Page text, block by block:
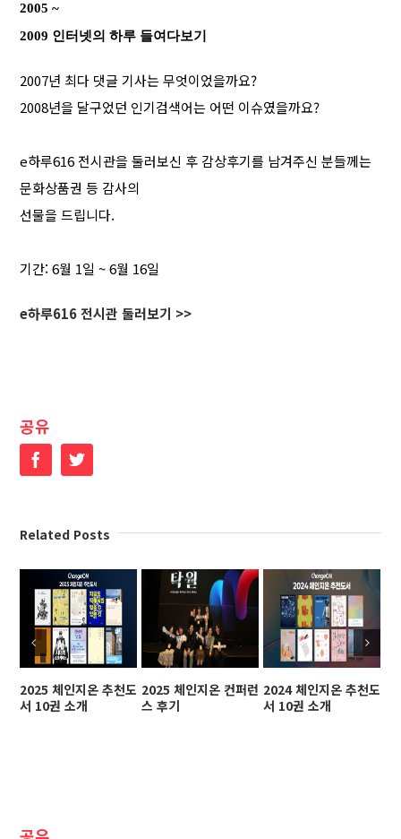
2005 ~
2009 인터넷의 하루 들여다보기
2007년 최다 댓글 기사는 무엇이었을까요?
2008년을 달구었던 인기검색어는 어떤 이슈였을까요?
e하루616 전시관을 둘러보신 후 감상후기를 남겨주신 분들께는
문화상품권 등 감사의
선물을 드립니다.
기간: 6월 1일 ~ 6월 16일
e하루616 전시관 둘러보기 >>
공유
FacebookTwitter
Related Posts
2025 체인지온 추천도
서 10권 소개
2025 체인지온 컨퍼런
스 후기
2024 체인지온 추천도
서 10권 소개